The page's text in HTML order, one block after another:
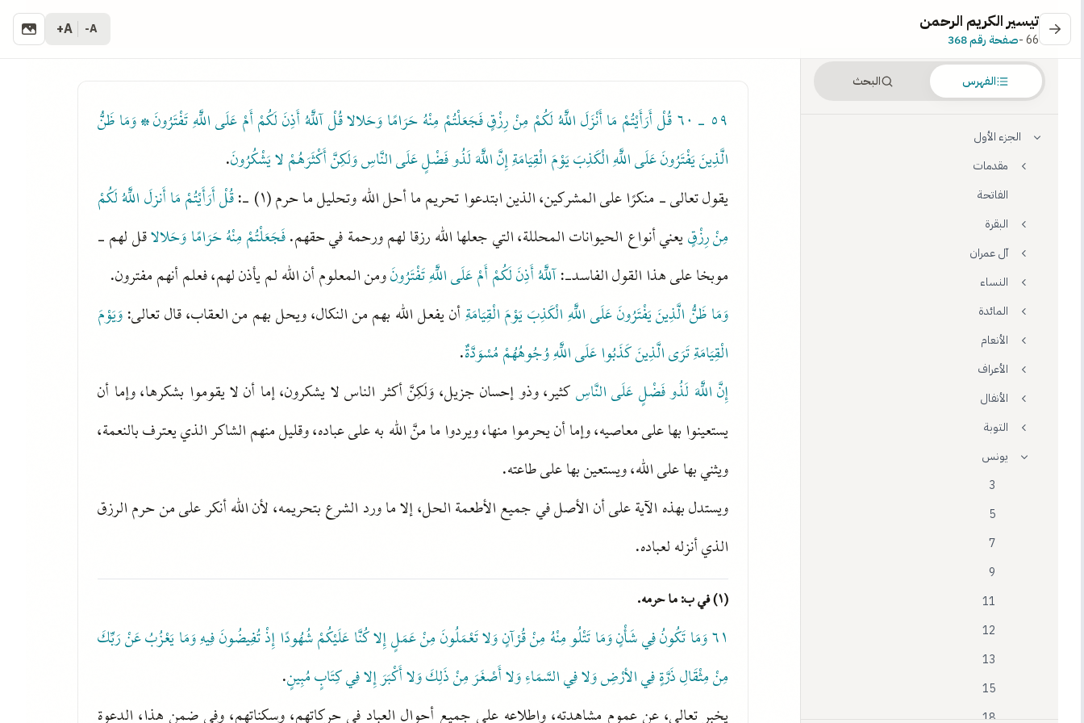
تيسير الكريم الرحمن
66 - صفحة رقم 368
A-
A+
الفهرس البحث
الجزء الأول
مقدمات
الفاتحة
البقرة
آل عمران
النساء
المائدة
الأنعام
الأعراف
الأنفال
التوبة
يونس
3
5
7
9
11
12
13
15
18
٥٩ - ٦٠
قُلْ أَرَأَيْتُمْ مَا أَنْزَلَ اللَّهُ لَكُمْ مِنْ رِزْقٍ فَجَعَلْتُمْ مِنْهُ حَرَامًا وَحَلالا قُلْ آللَّهُ أَذِنَ لَكُمْ أَمْ عَلَى اللَّهِ تَفْتَرُونَ * وَمَا ظَنُّ
الَّذِينَ يَفْتَرُونَ عَلَى اللَّهِ الْكَذِبَ يَوْمَ الْقِيَامَةِ إِنَّ اللَّهَ لَذُو فَضْلٍ عَلَى النَّاسِ وَلَكِنَّ أَكْثَرَهُمْ لا يَشْكُرُونَ.
يقول تعالى - منكرًا على المشركين، الذين ابتدعوا تحريم ما أحل الله وتحليل ما حرم (١) -:
قُلْ أَرَأَيْتُمْ مَا أَنزلَ اللَّهُ لَكُمْ
مِنْ رِزْقٍيعني أنواع الحيوانات المحللة، التي جعلها الله رزقا لهم ورحمة في حقهم.فَجَعَلْتُمْ مِنْهُ حَرَامًا وَحَلالاقل لهم -
موبخا على هذا القول الفاسد-:آللَّهُ أَذِنَ لَكُمْ أَمْ عَلَى اللَّهِ تَفْتَرُونَومن المعلوم أن الله لم يأذن لهم، فعلم أنهم مفترون.
وَمَا ظَنُّ الَّذِينَ يَفْتَرُونَ عَلَى اللَّهِ الْكَذِبَ يَوْمَ الْقِيَامَةِأن يفعل الله بهم من النكال، ويحل بهم من العقاب، قال تعالى:وَيَوْمَ
الْقِيَامَةِ تَرَى الَّذِينَ كَذَبُوا عَلَى اللَّهِ وُجُوهُهُمْ مُسْوَدَّةٌ.
إِنَّ اللَّهَ لَذُو فَضْلٍ عَلَى النَّاسِكثير، وذو إحسان جزيل، وَلَكِنَّ أكثر الناس لا يشكرون، إما أن لا يقوموا بشكرها، وإما أن
يستعينوا بها على معاصيه، وإما أن يحرموا منها، ويردوا ما منَّ الله به على عباده، وقليل منهم الشاكر الذي يعترف بالنعمة،
ويثني بها على الله، ويستعين بها على طاعته.
ويستدل بهذه الآية على أن الأصل في جميع الأطعمة الحل، إلا ما ورد الشرع بتحريمه، لأن الله أنكر على من حرم الرزق
الذي أنزله لعباده.
(١) في ب: ما حرمه.
٦١وَمَا تَكُونُ فِي شَأْنٍ وَمَا تَتْلُو مِنْهُ مِنْ قُرْآنٍ وَلا تَعْمَلُونَ مِنْ عَمَلٍ إِلا كُنَّا عَلَيْكُمْ شُهُودًا إِذْ تُفِيضُونَ فِيهِ وَمَا يَعْزُبُ عَنْ رَبِّكَ
مِنْ مِثْقَالِ ذَرَّةٍ فِي الأرْضِ وَلا فِي السَّمَاءِ وَلا أَصْغَرَ مِنْ ذَلِكَ وَلا أَكْبَرَ إِلا فِي كِتَابٍ مُبِينٍ.
يخبر تعالى، عن عموم مشاهدته، واطلاعه على جميع أحوال العباد في حركاتهم، وسكناتهم، وفي ضمن هذا، الدعوة